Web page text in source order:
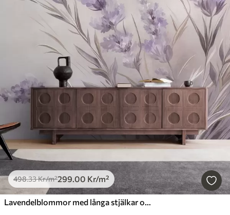
498.33Kr/m²299.00 Kr/m²
Lavendelblommor med långa stjälkar och blad, konstverk i mjuka pastellfärger med struktur